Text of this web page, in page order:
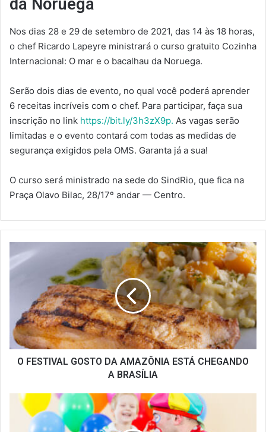
da Noruega
Nos dias 28 e 29 de setembro de 2021, das 14 às 18 horas,
o chef Ricardo Lapeyre ministrará o curso gratuito Cozinha
Internacional: O mar e o bacalhau da Noruega.
Serão dois dias de evento, no qual você poderá aprender
6 receitas incríveis com o chef. Para participar, faça sua
inscrição no link https://bit.ly/3h3zX9p. As vagas serão
limitadas e o evento contará com todas as medidas de
segurança exigidos pela OMS. Garanta já a sua!
O curso será ministrado na sede do SindRio, que fica na
Praça Olavo Bilac, 28/17º andar — Centro.
FESTIVAL
GOSTO
AMAZÔNIA
ESTÁ
CHEGANDO
A
BRASÍLIA
O FESTIVAL GOSTO DA AMAZÔNIA ESTÁ CHEGANDO
A BRASÍLIA
CONTE
COM